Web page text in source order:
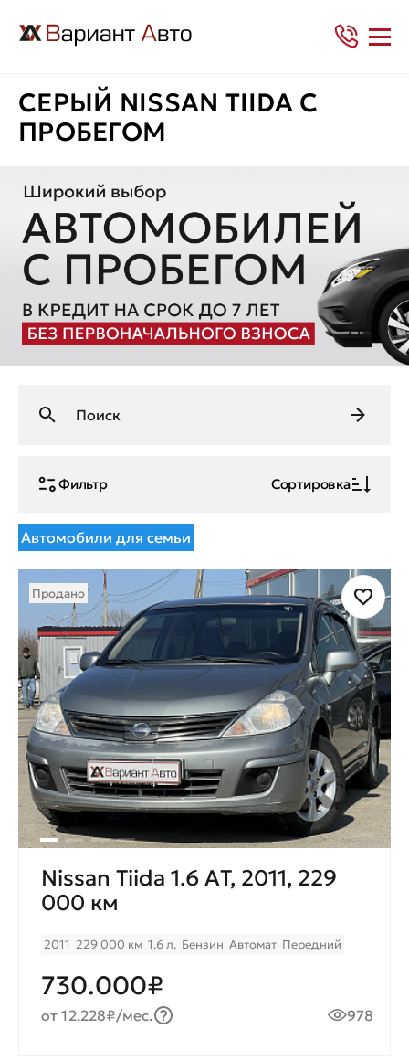
СЕРЫЙ NISSAN TIIDA С
ПРОБЕГОМ
Фильтр Сортировка
Автомобили для семьи
Продано
Nissan Tiida 1.6 AТ, 2011, 229
000 км
2011 229 000 км 1.6 л. Бензин Автомат Передний
730.000₽
от 12.228₽/мес. 978